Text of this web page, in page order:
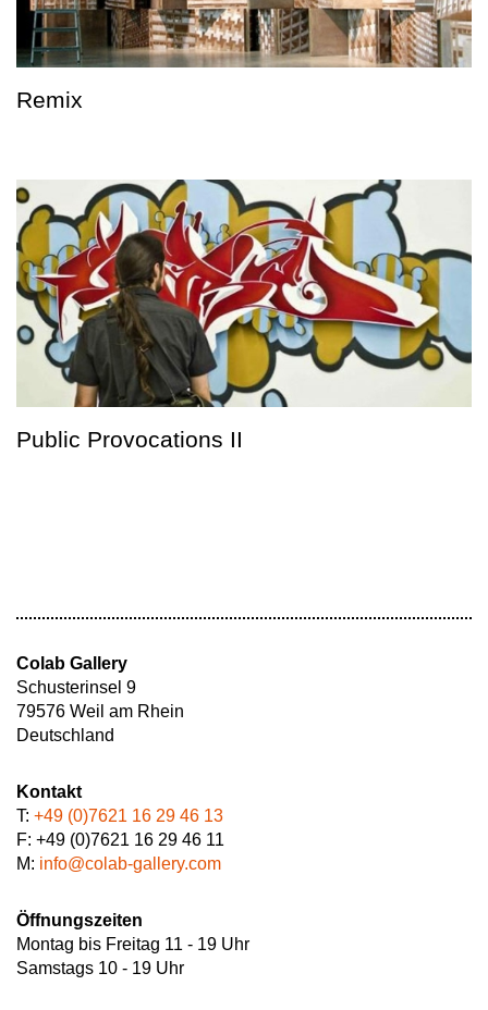
Remix
Public Provocations II
Colab Gallery
Schusterinsel 9
79576 Weil am Rhein
Deutschland
Kontakt
T: +49 (0)7621 16 29 46 13
F: +49 (0)7621 16 29 46 11
M: info@colab-gallery.com
Öffnungszeiten
Montag bis Freitag 11 - 19 Uhr
Samstags 10 - 19 Uhr